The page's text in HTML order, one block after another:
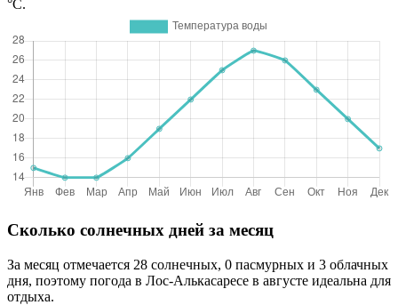
°C.
Сколько солнечных дней за месяц
За месяц отмечается 28 солнечных, 0 пасмурных и 3 облачных
дня, поэтому погода в Лос-Алькасаресе в августе идеальна для
отдыха.